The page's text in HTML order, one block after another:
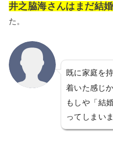
井之脇海さんはまだ結
た。
既に家庭を
着いた感じか
もしや「結
ってしまい